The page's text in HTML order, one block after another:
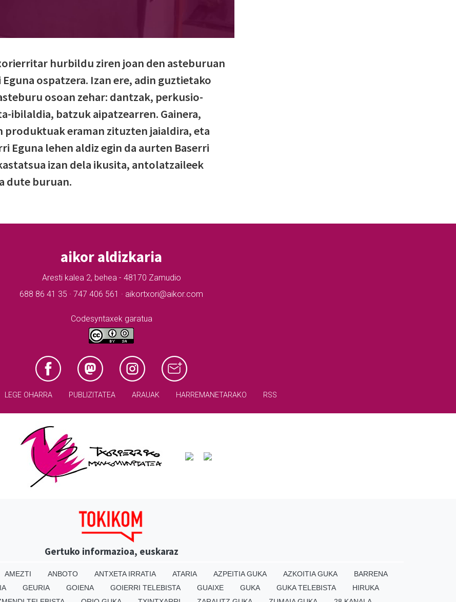
hurbildu ziren joan den asteburuan
ospatzera. Izan ere, adin guztietako
osoan zehar: dantzak, perkusio-
ibilaldia, batzuk aipatzearren. Gainera,
produktuak eraman zituzten jaialdira, eta
Eguna lehen aldiz egin da aurten Baserri
izan dela ikusita, antolatzaileek
dute buruan.
aikor aldizkaria
Aresti kalea 2, behea - 48170 Zamudio
688 86 41 35 · 747 406 561 · aikortxori@aikor.com
Codesyntaxek garatua
LEGE OHARRA PUBLIZITATEA ARAUAK HARREMANETARAKO RSS
Gertuko informazioa, euskaraz
AMEZTI ANBOTO ANTXETA IRRATIA ATARIA AZPEITIA GUKA AZKOITIA GUKA
BARRENA
GEURIA GOIENA GOIERRI TELEBISTA GUAIXE GUKA GUKA TELEBISTA
HIRUKA